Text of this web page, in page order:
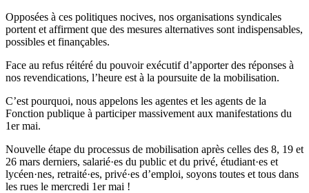
Opposées à ces politiques nocives, nos organisations syndicales
portent et affirment que des mesures alternatives sont indispensables,
possibles et finançables.
Face au refus réitéré du pouvoir exécutif d’apporter des réponses à
nos revendications, l’heure est à la poursuite de la mobilisation.
C’est pourquoi, nous appelons les agentes et les agents de la
Fonction publique à participer massivement aux manifestations du
1er mai.
Nouvelle étape du processus de mobilisation après celles des 8, 19 et
26 mars derniers, salarié·es du public et du privé, étudiant·es et
lycéen·nes, retraité·es, privé·es d’emploi, soyons toutes et tous dans
les rues le mercredi 1er mai !